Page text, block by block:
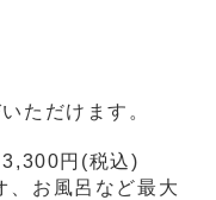
ただけます。
3,300円(税込)
、お風呂など最大